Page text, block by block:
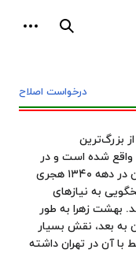
جستجو
درخواست اصلاح
بزرگ‌ترین
واقع شده است و در
قرار دارد. این گورستان در دهه ۱۳۴۰ هجری
به نیازهای
بهشت زهرا به طور
آن زمان به بعد، نقش بسیار
آن در تهران داشته